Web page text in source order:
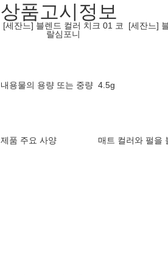
상품고시정보
[세잔느] 블렌드 컬러 치크 01 코
랄심포니
[세잔느]
내용물의 용량 또는 중량 4.5g
제품 주요 사양
매트 컬러와 펄을